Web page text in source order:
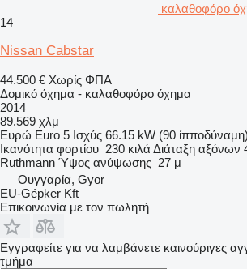
καλαθοφόρο
14
Nissan Cabstar
44.500 € Χωρίς ΦΠΑ
Δομικό όχημα - καλαθοφόρο όχημα
2014
89.569 χλμ
Ευρώ Euro 5 Ισχύς 66.15 kW (90 ίπποδύναμη)
Ικανότητα φορτίου 230 κιλά Διάταξη αξόνων
Ruthmann Ύψος ανύψωσης 27 μ
Ουγγαρία, Gyor
EU-Gépker Kft
Επικοινωνία με τον πωλητή
Εγγραφείτε για να λαμβάνετε καινούριγες
τμήμα